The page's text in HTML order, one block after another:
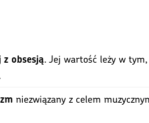
obsesją. Jej wartość leży w
niezwiązany z celem